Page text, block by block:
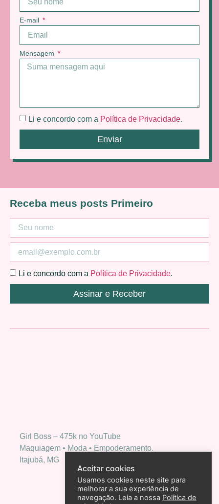
E-mail
Mensagem
Li e concordo com a Política de Privacidade.
Enviar
Girl Boss – 475k no YouTube
Maquiagem • Moda • Empoderamento.
Itajubá, MG
Receba meus posts Primeiro
Li e concordo com a Política de Privacidade.
Assinar e Receber
Aceitar cookies
Usamos cookies neste site para
melhorar a sua experiência de
navegação. Leia a nossa Política de